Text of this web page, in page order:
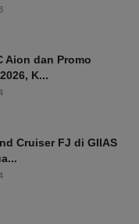
Aion dan Promo
K...
Cruiser FJ di GIIAS